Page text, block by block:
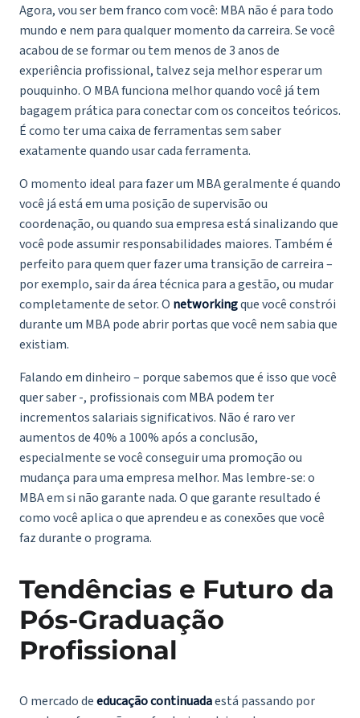
Agora, vou ser bem franco com você: MBA não é para todo
mundo e nem para qualquer momento da carreira. Se você
acabou de se formar ou tem menos de 3 anos de
experiência profissional, talvez seja melhor esperar um
pouquinho. O MBA funciona melhor quando você já tem
bagagem prática para conectar com os conceitos teóricos.
É como ter uma caixa de ferramentas sem saber
exatamente quando usar cada ferramenta.
O momento ideal para fazer um MBA geralmente é quando
você já está em uma posição de supervisão ou
coordenação, ou quando sua empresa está sinalizando que
você pode assumir responsabilidades maiores. Também é
perfeito para quem quer fazer uma transição de carreira –
por exemplo, sair da área técnica para a gestão, ou mudar
completamente de setor. O networkingque você constrói
durante um MBA pode abrir portas que você nem sabia que
existiam.
Falando em dinheiro – porque sabemos que é isso que você
quer saber -, profissionais com MBA podem ter
incrementos salariais significativos. Não é raro ver
aumentos de 40% a 100% após a conclusão,
especialmente se você conseguir uma promoção ou
mudança para uma empresa melhor. Mas lembre-se: o
MBA em si não garante nada. O que garante resultado é
como você aplica o que aprendeu e as conexões que você
faz durante o programa.
Tendências e Futuro da
Pós-Graduação
Profissional
O mercado deeducação continuadaestá passando por